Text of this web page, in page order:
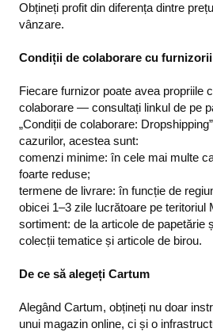
Obțineți profit din diferența dintre
vânzare.
Condiții de colaborare cu furnizorii
Fiecare furnizor poate avea propriile
colaborare — consultați linkul de pe
„Condiții de colaborare:
cazurilor, acestea sunt:
comenzi minime: în cele mai multe
foarte reduse;
termene de livrare: în funcție de
obicei 1–3 zile lucrătoare pe teritoriul
sortiment: de la articole de papetărie
colecții tematice și articole de birou.
De ce să alegeți Cartum
Alegând Cartum, obțineți nu doar
unui magazin online, ci și o